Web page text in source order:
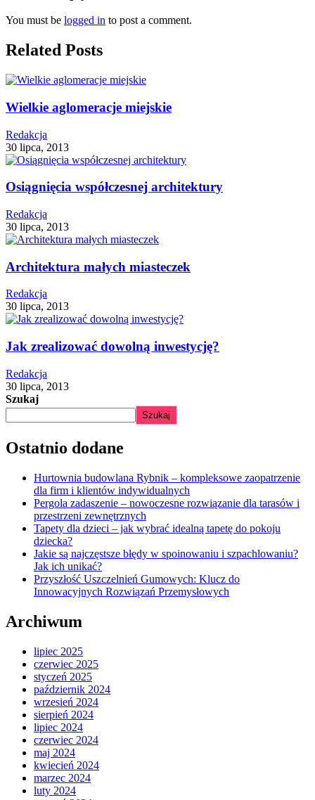
You must be logged in to post a comment.
Related Posts
Wielkie aglomeracje miejskie
Redakcja
30 lipca, 2013
Osiągnięcia współczesnej architektury
Redakcja
30 lipca, 2013
Architektura małych miasteczek
Redakcja
30 lipca, 2013
Jak zrealizować dowolną inwestycję?
Redakcja
30 lipca, 2013
Szukaj
Szukaj
Ostatnio dodane
Hurtownia budowlana Rybnik – kompleksowe zaopatrzenie
dla firm i klientów indywidualnych
Pergola zadaszenie – nowoczesne rozwiązanie dla tarasów i
przestrzeni zewnętrznych
Tapety dla dzieci – jak wybrać idealną tapetę do pokoju
dziecka?
Jakie są najczęstsze błędy w spoinowaniu i szpachlowaniu?
Jak ich unikać?
Przyszłość Uszczelnień Gumowych: Klucz do
Innowacyjnych Rozwiązań Przemysłowych
Archiwum
lipiec 2025
czerwiec 2025
styczeń 2025
październik 2024
wrzesień 2024
sierpień 2024
lipiec 2024
czerwiec 2024
maj 2024
kwiecień 2024
marzec 2024
luty 2024